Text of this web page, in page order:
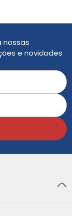
nossas
e novidades